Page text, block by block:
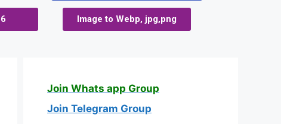
Image to Webp, jpg,png
Join Whats app Group
Join Telegram Group